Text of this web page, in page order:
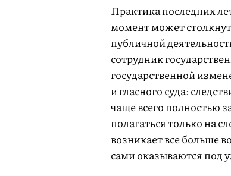
Практика последних
момент может
публичной
сотрудник
государственной
и гласного суда:
чаще всего полностью
полагаться только на
возникает все больше
сами оказываются под